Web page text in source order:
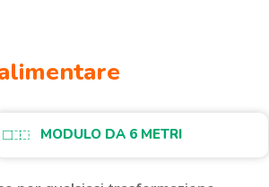
MODULO DA 6 METRI